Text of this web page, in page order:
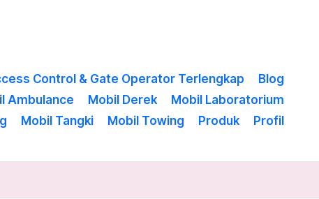
Control & Gate Operator Terlengkap
Blog
Ambulance Mobil Derek
Mobil Laboratorium
Mobil Tangki Mobil Towing Produk
Profil